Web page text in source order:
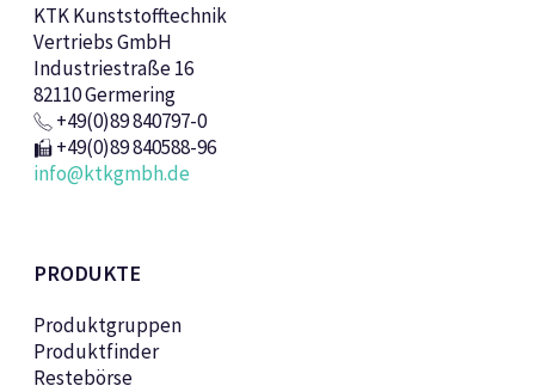
KTK Kunststofftechnik
Vertriebs GmbH
Industriestraße 16
82110 Germering
+49(0)89 840797-0
+49(0)89 840588-96
info@ktkgmbh.de
PRODUKTE
Produktgruppen
Produktfinder
Restebörse